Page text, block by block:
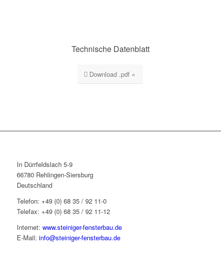
Technische Datenblatt
Download .pdf »
In Dürrfeldslach 5-9
66780 Rehlingen-Siersburg
Deutschland
Telefon: +49 (0) 68 35 / 92 11-0
Telefax: +49 (0) 68 35 / 92 11-12
Internet: www.steiniger-fensterbau.de
E-Mail: info@steiniger-fensterbau.de